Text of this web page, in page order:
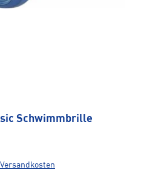
Schwimmbrille
Versandkosten